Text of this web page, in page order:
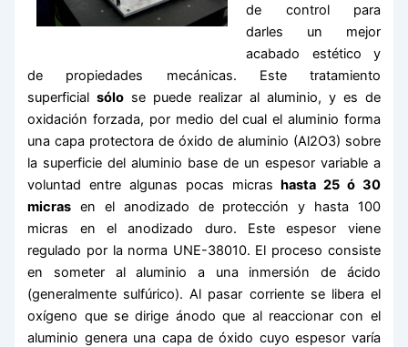
de control para
darles un mejor
acabado estético y
de propiedades mecánicas. Este tratamiento
superficialsólo se puede realizar al aluminio, y es de
oxidación forzada, por medio del cual el aluminio forma
una capa protectora de óxido de aluminio (Al2O3) sobre
la superficie del aluminio base de un espesor variable a
voluntad entre algunas pocas micrashasta 25 ó 30
micras en el anodizado de protección y hasta 100
micras en el anodizado duro. Este espesor viene
regulado por la norma UNE-38010. El proceso consiste
en someter al aluminio a una inmersión de ácido
(generalmente sulfúrico). Al pasar corriente se libera el
oxígeno que se dirige ánodo que al reaccionar con el
aluminio genera una capa de óxido cuyo espesor varía